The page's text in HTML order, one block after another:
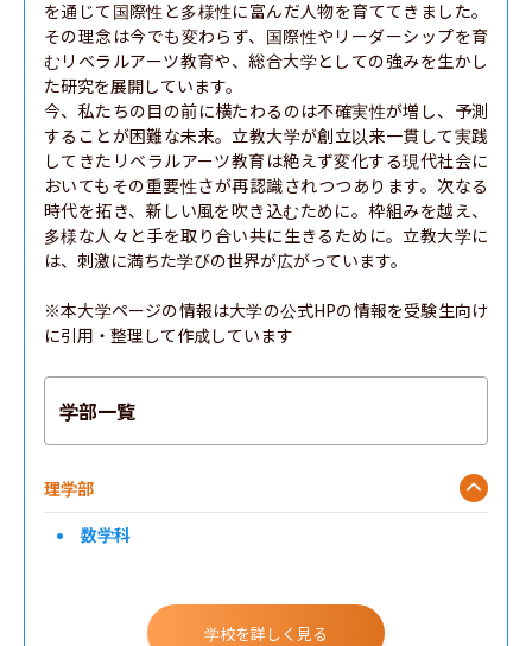
を通じて国際性と多様性に富んだ人物を育ててきました。
その理念は今でも変わらず、国際性やリーダーシップを育
むリベラルアーツ教育や、総合大学としての強みを生かし
た研究を展開しています。
今、私たちの目の前に横たわるのは不確実性が増し、予測
することが困難な未来。立教大学が創立以来一貫して実践
してきたリベラルアーツ教育は絶えず変化する現代社会に
おいてもその重要性さが再認識されつつあります。次なる
時代を拓き、新しい風を吹き込むために。枠組みを越え、
多様な人々と手を取り合い共に生きるために。立教大学に
は、刺激に満ちた学びの世界が広がっています。
※本大学ページの情報は大学の公式HPの情報を受験生向け
に引用・整理して作成しています
学部一覧
理学部
数学科
学校を詳しく見る